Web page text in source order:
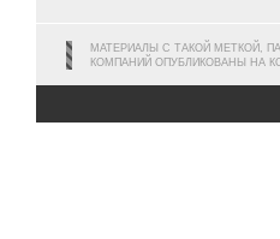
МАТЕРИАЛЫ С ТАКОЙ МЕТКОЙ,
КОМПАНИЙ ОПУБЛИКОВАНЫ НА